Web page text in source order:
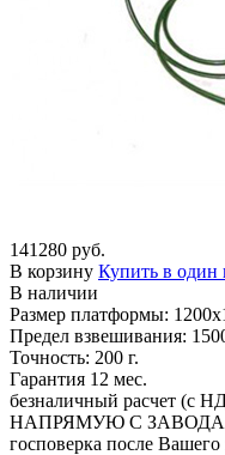
141280 руб.
В корзину Купить в один
В наличии
Размер платформы:
Предел взвешивания:
Точность: 200 г.
Гарантия 12 мес.
безналичный расчет (с
НАПРЯМУЮ С ЗАВОДА
госповерка после Вашего